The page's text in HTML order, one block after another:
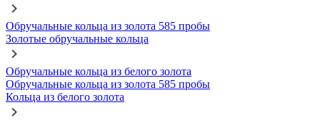
Обручальные кольца из золота 585 пробы
Золотые обручальные кольца
Обручальные кольца из белого золота
Обручальные кольца из золота 585 пробы
Кольца из белого золота